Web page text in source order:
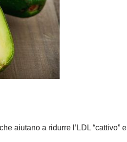
aiutano a ridurre l’LDL “cattivo” e